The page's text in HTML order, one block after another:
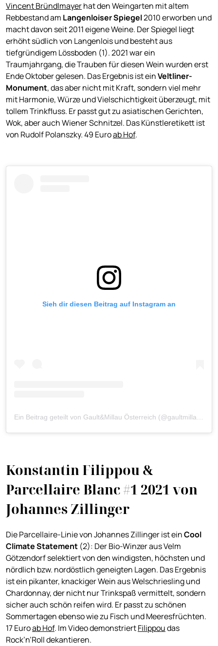
Vincent Bründlmayerhat den Weingarten mit altem
Rebbestand am Langenloiser Spiegel2010 erworben und
macht davon seit 2011 eigene Weine. Der Spiegel liegt
erhöht südlich von Langenlois und besteht aus
tiefgründigem Lössboden (1). 2021 war ein
Traumjahrgang, die Trauben für diesen Wein wurden erst
Ende Oktober gelesen. Das Ergebnis ist einVeltliner-
Monument, das aber nicht mit Kraft, sondern viel mehr
mit Harmonie, Würze und Vielschichtigkeit überzeugt, mit
tollem Trinkfluss. Er passt gut zu asiatischen Gerichten,
Wok, aber auch Wiener Schnitzel. Das Künstleretikett ist
von Rudolf Polanszky. 49 Euroab Hof.
Sieh dir diesen Beitrag auf Instagram an
Ein Beitrag geteilt von Gault&Millau Österreich (@gaultmillau_austria)
Konstantin Filippou &
Parcellaire Blanc #1 2021 von
Johannes Zillinger
Die Parcellaire-Linie von Johannes Zillinger ist einCool
Climate Statement (2): Der Bio-Winzer aus Velm
Götzendorf selektiert von den windigsten, höchsten und
nördlich bzw. nordöstlich geneigten Lagen. Das Ergebnis
ist ein pikanter, knackiger Wein aus Welschriesling und
Chardonnay, der nicht nur Trinkspaß vermittelt, sondern
sicher auch schön reifen wird. Er passt zu schönen
Sommertagen ebenso wie zu Fisch und Meeresfrüchten.
17 Euroab Hof. Im Video demonstriertFilippoudas
Rock’n’Roll dekantieren.